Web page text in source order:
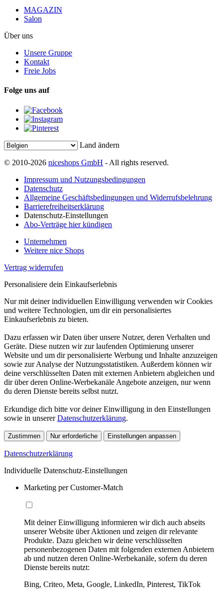
MAGAZIN
Salon
Über uns
Unsere Gruppe
Kontakt
Freie Jobs
Folge uns auf
Land ändern
© 2010-2026 niceshops GmbH - All rights reserved.
Impressum und Nutzungsbedingungen
Datenschutz
Allgemeine Geschäftsbedingungen und Widerrufsbelehrung
Barrierefreiheitserklärung
Datenschutz-Einstellungen
Abo-Verträge hier kündigen
Unternehmen
Weitere nice Shops
Vertrag widerrufen
Personalisiere dein Einkaufserlebnis
Nur mit deiner individuellen Einwilligung verwenden wir Cookies
und weitere Technologien, um dir ein personalisiertes
Einkaufserlebnis zu bieten.
Dazu erfassen wir Daten über unsere Nutzer, deren Verhalten und
Geräte. Diese nutzen wir zur laufenden Optimierung unserer
Website und um dir personalisierte Werbung und Inhalte anzuzeigen
sowie zur Analyse der Nutzungsstatistiken. Außerdem können wir
deine verschlüsselten Daten mit externen Anbietern abgleichen und
dir über deren Online-Werbekanäle Angebote anzeigen, nur wenn
du deren Dienste bereits selbst nutzt.
Erkundige dich bitte vor deiner Einwilligung in den Einstellungen
sowie in unsererDatenschutzerklärung.
Zustimmen Nur erforderliche Einstellungen anpassen
Datenschutzerklärung
Individuelle Datenschutz-Einstellungen
Marketing per Customer-Match
Mit deiner Einwilligung informieren wir dich auch abseits
unserer Website über Aktionen und zeigen dir relevante
Produkte. Dazu gleichen wir deine verschlüsselten
personenbezogenen Daten mit folgenden externen Anbietern
ab und nutzen deren Online-Werbekanäle, sofern du deren
Dienste bereits nutzt:
Bing, Criteo, Meta, Google, LinkedIn, Pinterest, TikTok